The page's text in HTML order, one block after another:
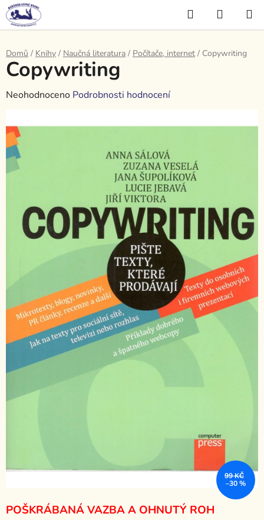
Přejít
na
obsah
Hledat
KOŠÍK
Domů / Knihy / Naučná literatura / Počítače, internet / Copywriting
POŠKRÁBANÁ VAZBA A OHNUTÝ ROH
Copywriting
Průměrné
produktu
je
0,0
z
hvězdiček.
Neohodnoceno Podrobnosti hodnocení
99 KČ
–30 %